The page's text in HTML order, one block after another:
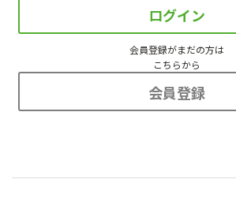
ログイン
会員登録がまだの方は
こちらから
会員登録